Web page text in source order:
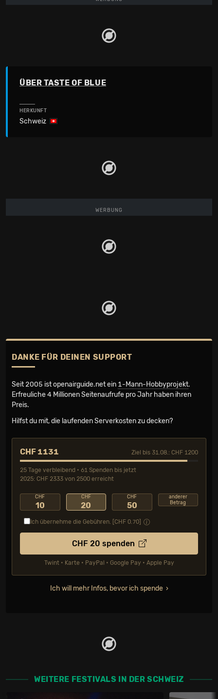
ÜBER TASTE OF BLUE
HERKUNFT
Schweiz
WERBUNG
DANKE FÜR DEINEN SUPPORT
Seit 2005 ist openairguide.net ein 1-Mann-Hobbyprojekt.
Erfreuliche 4 Millionen Seiten­aufrufe pro Jahr haben ihren
Preis.
Hilfst du mit, die laufenden Serverkosten zu decken?
CHF 1131 Ziel bis 31.08.: CHF 1200
25 Tage verbleibend • 61 Spenden bis jetzt
2025: CHF 2333 von 2500 erreicht
CHF
10
CHF
20
CHF
50
anderer
Betrag
Ich übernehme die Gebühren. [CHF 0.70
CHF 20 spenden
Twint • Karte • PayPal • Google Pay • Apple Pay
Ich will mehr Infos, bevor ich spende
WEITERE FESTIVALS IN DER SCHWEIZ